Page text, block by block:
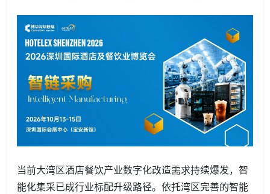
当前大湾区酒店餐饮产业数字化改造需求持续爆发，智
能化集采已成行业标配升级路径。依托湾区完善的智能